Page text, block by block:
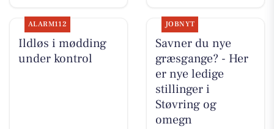
ALARM112
Ildløs i mødding
under kontrol
JOBNYT
Savner du nye
græsgange? - Her
er nye ledige
stillinger i
Støvring og
omegn